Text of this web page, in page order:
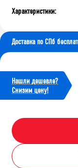
Характеристики:
Доставка по СПб
Нашли дешевле?
Cнизим цену!